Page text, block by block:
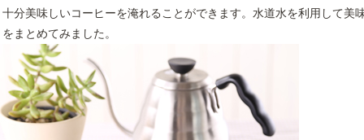
分美味しいコーヒーを淹れることができます。水道水を利用して美
まとめてみました。